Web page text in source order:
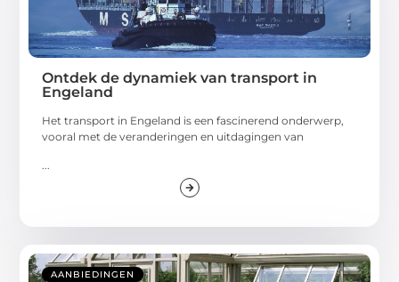
Ontdek de dynamiek van transport in
Engeland
Het transport in Engeland is een fascinerend onderwerp,
vooral met de veranderingen en uitdagingen van
...
AANBIEDINGEN